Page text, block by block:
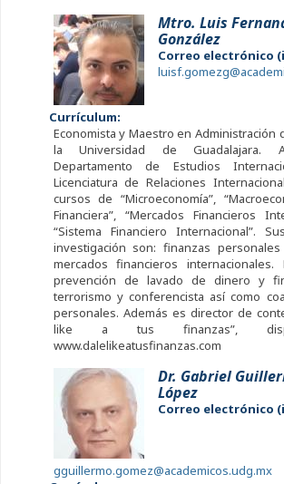
Mtro. Luis
González
Correo electrónico
Currículum:
Economista y Maestro en Administración
la Universidad de Guadalajara.
Departamento de Estudios
Licenciatura de Relaciones
cursos de “Microeconomía”,
Financiera”, “Mercados Financieros
“Sistema Financiero Internacional”.
investigación son: finanzas personales
mercados financieros
prevención de lavado de dinero y
terrorismo y conferencista así como
personales. Además es director de
like a tus finanzas”,
www.dalelikeatusfinanzas.com
Dr. Gabriel
López
Correo electrónico
gguillermo.gomez@academicos.udg.mx